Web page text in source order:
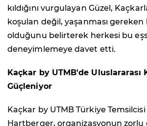
kıldığını vurgulayan Güzel,
koşulan değil, yaşanması gereken
olduğunu belirterek herkesi bu
deneyimlemeye davet etti.
Kaçkar by UTMB'de Uluslararası
Güçleniyor
Kaçkar by UTMB Türkiye
Hartberger, organizasyonun zorlu